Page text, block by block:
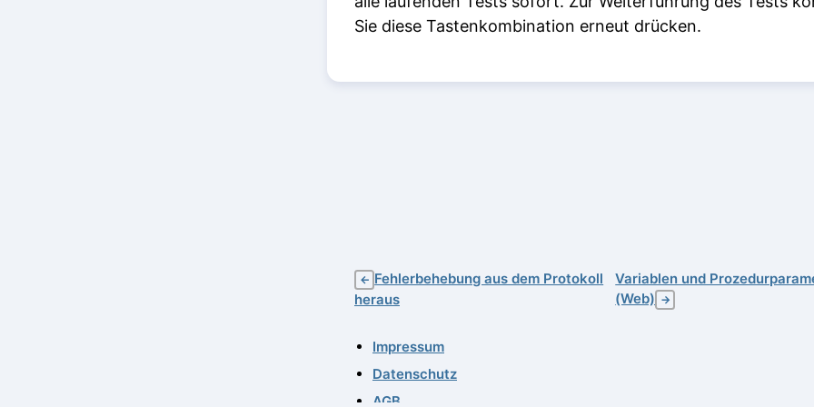
Sie diese Tastenkombination erneut drücken.
← Fehlerbehebung aus dem Protokoll
heraus
Variablen und
(Web) →
Impressum
Datenschutz
AGB